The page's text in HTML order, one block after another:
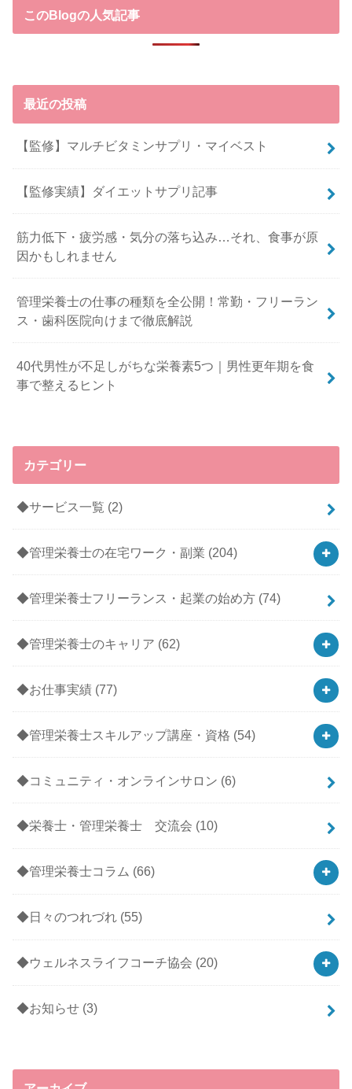
このBlogの人気記事
最近の投稿
【監修】マルチビタミンサプリ・マイベスト
【監修実績】ダイエットサプリ記事
筋力低下・疲労感・気分の落ち込み…それ、食事が原
因かもしれません
管理栄養士の仕事の種類を全公開！常勤・フリーラン
ス・歯科医院向けまで徹底解説
40代男性が不足しがちな栄養素5つ｜男性更年期を食
事で整えるヒント
カテゴリー
◆サービス一覧 (2)
◆管理栄養士の在宅ワーク・副業 (204)
◆管理栄養士フリーランス・起業の始め方 (74)
◆管理栄養士のキャリア (62)
◆お仕事実績 (77)
◆管理栄養士スキルアップ講座・資格 (54)
◆コミュニティ・オンラインサロン (6)
◆栄養士・管理栄養士 交流会 (10)
◆管理栄養士コラム (66)
◆日々のつれづれ (55)
◆ウェルネスライフコーチ協会 (20)
◆お知らせ (3)